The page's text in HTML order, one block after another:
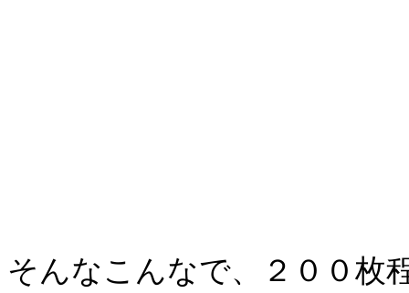
そんなこんなで、２００枚